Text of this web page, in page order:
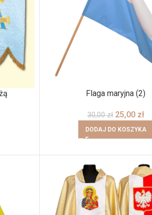
Flaga maryjna (2)
30,00zł 25,00 zł
DODAJ DO KOSZYKA